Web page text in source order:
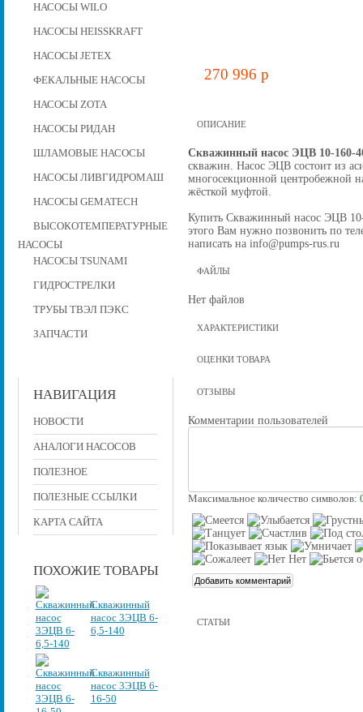
НАСОСЫ WILO
НАСОСЫ HEISSKRAFT
НАСОСЫ JETEX
ФЕКАЛЬНЫЕ НАСОСЫ
НАСОСЫ ZOTA
НАСОСЫ РИДАН
ШЛАМОВЫЕ НАСОСЫ
НАСОСЫ ЛИВГИДРОМАШ
НАСОСЫ GEMATECH
ВЫСОКОТЕМПЕРАТУРНЫЕ
НАСОСЫ
НАСОСЫ TSUNAMI
ГИДРОСТРЕЛКИ
ТРУБЫ ТВЭЛ ПЭКС
ЗАПЧАСТИ
НАВИГАЦИЯ
НОВОСТИ
АНАЛОГИ НАСОСОВ
ПОЛЕЗНОЕ
ПОЛЕЗНЫЕ ССЫЛКИ
КАРТА САЙТА
ПОХОЖИЕ ТОВАРЫ
Скважинный
насос 3ЭЦВ 6-
6,5-140
Скважинный
насос 3ЭЦВ 6-
16-50
270 996 p
ОПИСАНИЕ
Скважинный насос ЭЦВ 10-160-
скважин. Насос ЭЦВ состоит из
многосекционной центробежной
жёсткой муфтой.
Купить Скважинный насос ЭЦВ
этого Вам нужно позвонить по
написать на info@pumps-rus.ru
ФАЙЛЫ
Нет файлов
ХАРАКТЕРИСТИКИ
ОЦЕНКИ ТОВАРА
ОТЗЫВЫ
Комментарии пользователей
Максимальное количество символов:
СТАТЬИ